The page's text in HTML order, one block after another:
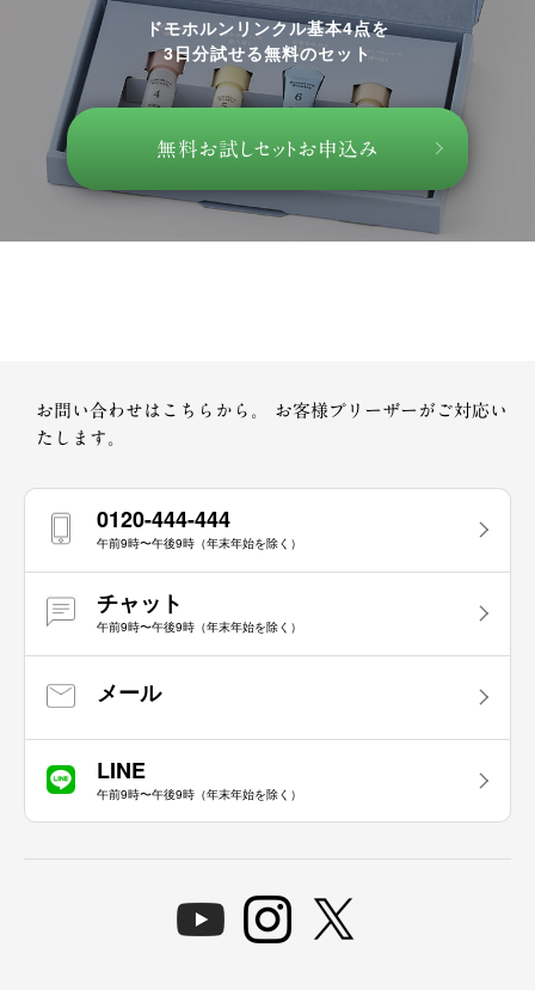
ドモホルンリンクル基本4点を
3日分試せる無料のセット
無料お試しセットお申込み
お問い合わせはこちらから。
お客様プリーザーがご対応い
たします。
0120-444-444
午前9時〜午後9時（年末年始を除く）
チャット
午前9時〜午後9時（年末年始を除く）
メール
LINE
午前9時〜午後9時（年末年始を除く）